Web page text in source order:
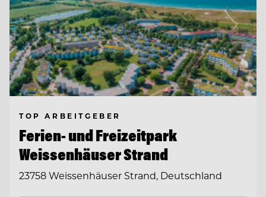
TOP ARBEITGEBER
Ferien- und Freizeitpark
Weissenhäuser Strand
23758 Weissenhäuser Strand, Deutschland